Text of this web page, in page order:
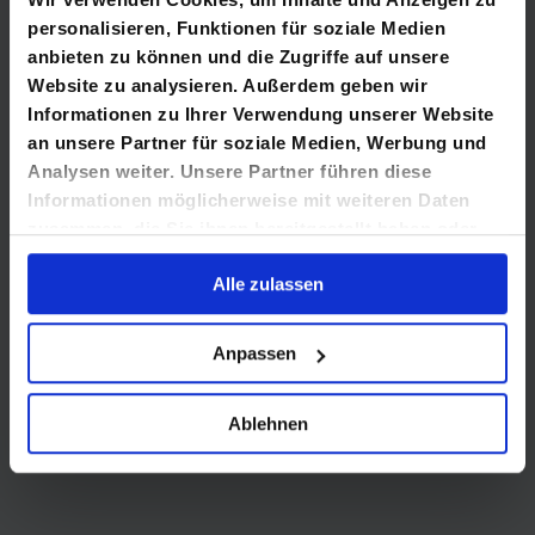
personalisieren, Funktionen für soziale Medien
anbieten zu können und die Zugriffe auf unsere
Website zu analysieren. Außerdem geben wir
Informationen zu Ihrer Verwendung unserer Website
an unsere Partner für soziale Medien, Werbung und
Analysen weiter. Unsere Partner führen diese
Informationen möglicherweise mit weiteren Daten
die sie im Rahmen Ihrer Nutzung der Dienste
Alle zulassen
Anpassen
Ablehnen
BÜRO SACHSEN
+49 351 79 58 83 0
sachsen@labhard.de
Datenschutz
Karriere